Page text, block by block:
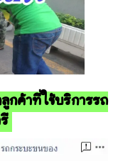
กค้าที่ใช้บริการรถ